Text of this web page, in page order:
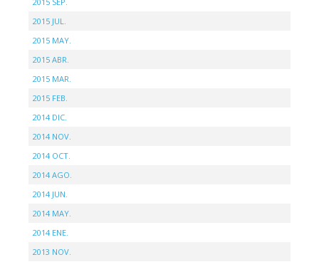
2015 JUL.
2015 MAY.
2015 ABR.
2015 MAR.
2015 FEB.
2014 DIC.
2014 NOV.
2014 OCT.
2014 AGO.
2014 JUN.
2014 MAY.
2014 ENE.
2013 NOV.